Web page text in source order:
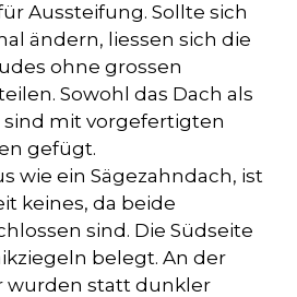
Aussteifung. Sollte sich
ändern, liessen sich die
ohne grossen
Sowohl das Dach als
sind mit vorgefertigten
gefügt.
wie ein Sägezahndach, ist
keines, da beide
sind. Die Südseite
belegt. An der
wurden statt dunkler